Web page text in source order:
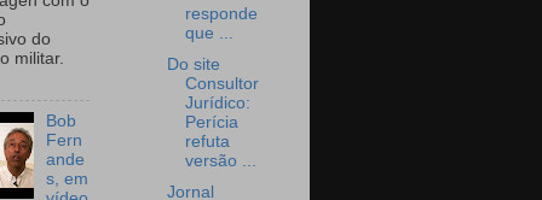
do
militar.
Bob
Fern
ande
s, em
responde
que ...
Do site
Consultor
Jurídico:
Perícia
refuta
versão ...
Jornal